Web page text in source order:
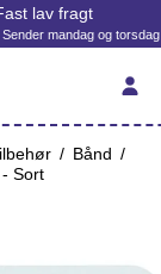
lav fragt
Sender mandag og torsdag
/ Bånd /
Sort